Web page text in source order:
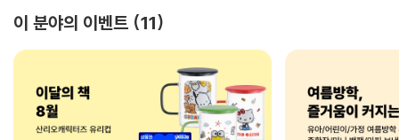
이 분야의 이벤트 11